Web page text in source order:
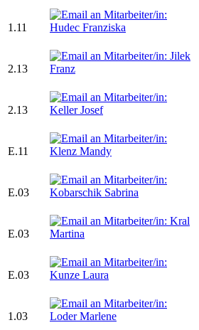
1.11
2.13
2.13
E.11
E.03
E.03
E.03
1.03